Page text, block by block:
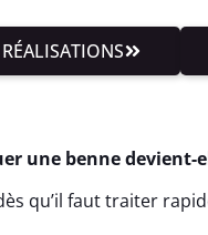
une benne
qu’il faut traiter